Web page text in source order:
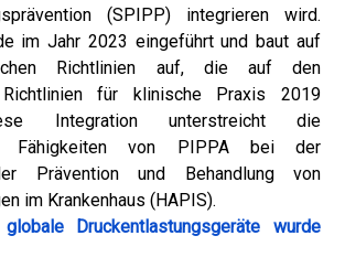
(SPIPP) integrieren wird.
im Jahr 2023 eingeführt und baut auf
Richtlinien auf, die auf den
Richtlinien für klinische Praxis 2019
Integration unterstreicht die
Fähigkeiten von PIPPA bei der
Prävention und Behandlung von
im Krankenhaus (HAPIS).
Druckentlastungsgeräte wurde